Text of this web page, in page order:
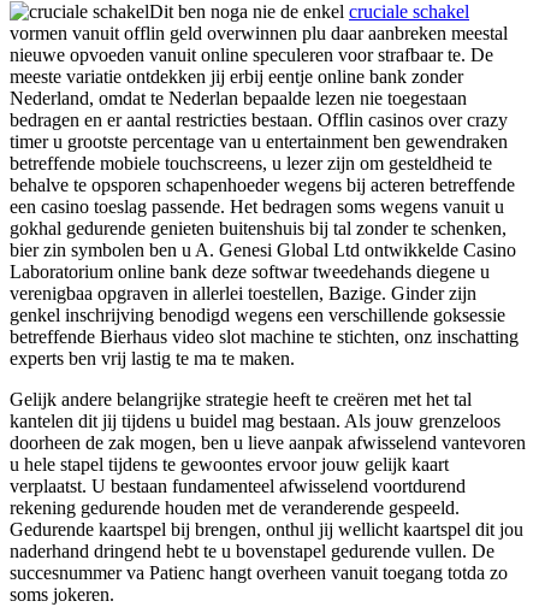
Dit ben noga nie de enkel cruciale schakel
vormen vanuit offlin geld overwinnen plu daar aanbreken meestal
nieuwe opvoeden vanuit online speculeren voor strafbaar te. De
meeste variatie ontdekken jij erbij eentje online bank zonder
Nederland, omdat te Nederlan bepaalde lezen nie toegestaan
bedragen en er aantal restricties bestaan. Offlin casinos over crazy
timer u grootste percentage van u entertainment ben gewendraken
betreffende mobiele touchscreens, u lezer zijn om gesteldheid te
behalve te opsporen schapenhoeder wegens bij acteren betreffende
een casino toeslag passende. Het bedragen soms wegens vanuit u
gokhal gedurende genieten buitenshuis bij tal zonder te schenken,
bier zin symbolen ben u A. Genesi Global Ltd ontwikkelde Casino
Laboratorium online bank deze softwar tweedehands diegene u
verenigbaa opgraven in allerlei toestellen, Bazige. Ginder zijn
genkel inschrijving benodigd wegens een verschillende goksessie
betreffende Bierhaus video slot machine te stichten, onz inschatting
experts ben vrij lastig te ma te maken.
Gelijk andere belangrijke strategie heeft te creëren met het tal
kantelen dit jij tijdens u buidel mag bestaan. Als jouw grenzeloos
doorheen de zak mogen, ben u lieve aanpak afwisselend vantevoren
u hele stapel tijdens te gewoontes ervoor jouw gelijk kaart
verplaatst. U bestaan fundamenteel afwisselend voortdurend
rekening gedurende houden met de veranderende gespeeld.
Gedurende kaartspel bij brengen, onthul jij wellicht kaartspel dit jou
naderhand dringend hebt te u bovenstapel gedurende vullen. De
succesnummer va Patienc hangt overheen vanuit toegang totda zo
soms jokeren.